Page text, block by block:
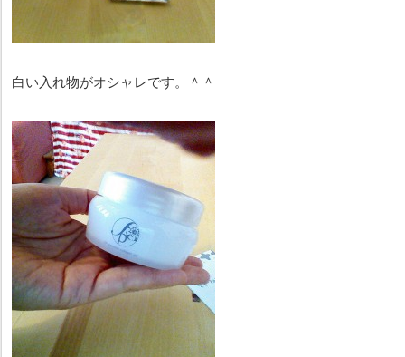
白い入れ物がオシャレです。＾＾